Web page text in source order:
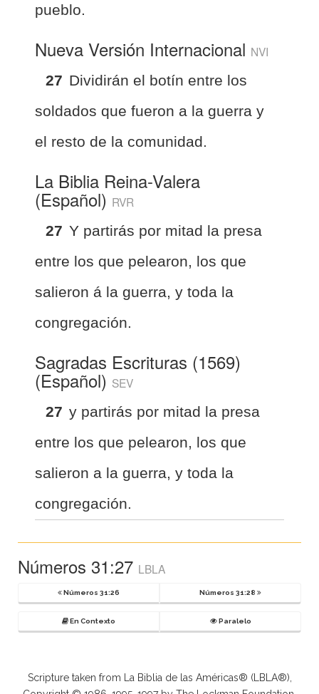
pueblo.
Nueva Versión Internacional NVI
27 Dividirán el botín entre los
soldados que fueron a la guerra y
el resto de la comunidad.
La Biblia Reina-Valera
(Español) RVR
27 Y partirás por mitad la presa
entre los que pelearon, los que
salieron á la guerra, y toda la
congregación.
Sagradas Escrituras (1569)
(Español) SEV
27 y partirás por mitad la presa
entre los que pelearon, los que
salieron a la guerra, y toda la
congregación.
Números 31:27 LBLA
Números 31:26 Números 31:28
En Contexto Paralelo
Scripture taken from La Biblia de las Américas® (LBLA®),